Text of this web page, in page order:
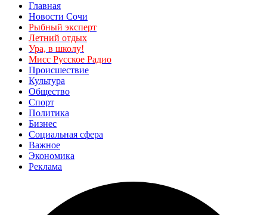
Главная
Новости Сочи
Рыбный эксперт
Летний отдых
Ура, в школу!
Мисс Русское Радио
Происшествие
Культура
Общество
Спорт
Политика
Бизнес
Социальная сфера
Важное
Экономика
Реклама